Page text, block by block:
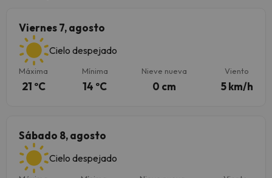
Viernes 7, agosto
Cielo despejado
Máxima
21 ºC
Mínima
14 ºC
Nieve nueva
0 cm
Viento
5 km/h
Sábado 8, agosto
Cielo despejado